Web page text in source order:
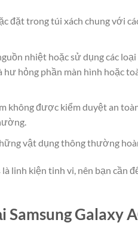
đặt trong túi xách chung với
nhiệt hoặc sử dụng các
hư hỏng phần màn hình hoặc
không được kiểm duyệt an
vật dụng thông thường
linh kiện tinh vi, nên bạn cần
Galaxy